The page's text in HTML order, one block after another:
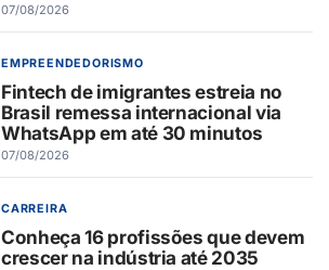
07/08/2026
EMPREENDEDORISMO
Fintech de imigrantes estreia no
Brasil remessa internacional via
WhatsApp em até 30 minutos
07/08/2026
CARREIRA
Conheça 16 profissões que devem
crescer na indústria até 2035